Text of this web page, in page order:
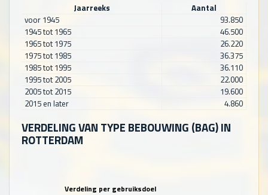
Jaarreeks
Aantal
voor 1945
93.850
1945 tot 1965
46.500
1965 tot 1975
26.220
1975 tot 1985
36.375
1985 tot 1995
36.110
1995 tot 2005
22.000
2005 tot 2015
19.600
2015 en later
4.860
VERDELING VAN TYPE BEBOUWING (BAG) IN
ROTTERDAM
Verdeling per gebruiksdoel